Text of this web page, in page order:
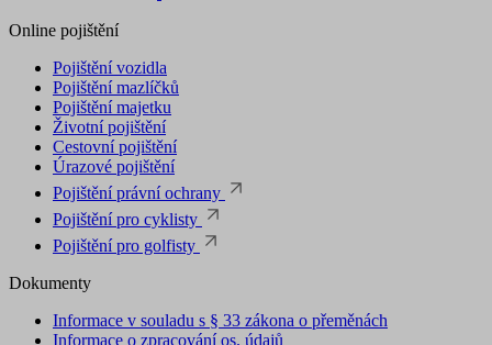
Online pojištění
Pojištění vozidla
Pojištění mazlíčků
Pojištění majetku
Životní pojištění
Cestovní pojištění
Úrazové pojištění
Pojištění právní ochrany
Pojištění pro cyklisty
Pojištění pro golfisty
Dokumenty
Informace v souladu s § 33 zákona o přeměnách
Informace o zpracování os. údajů